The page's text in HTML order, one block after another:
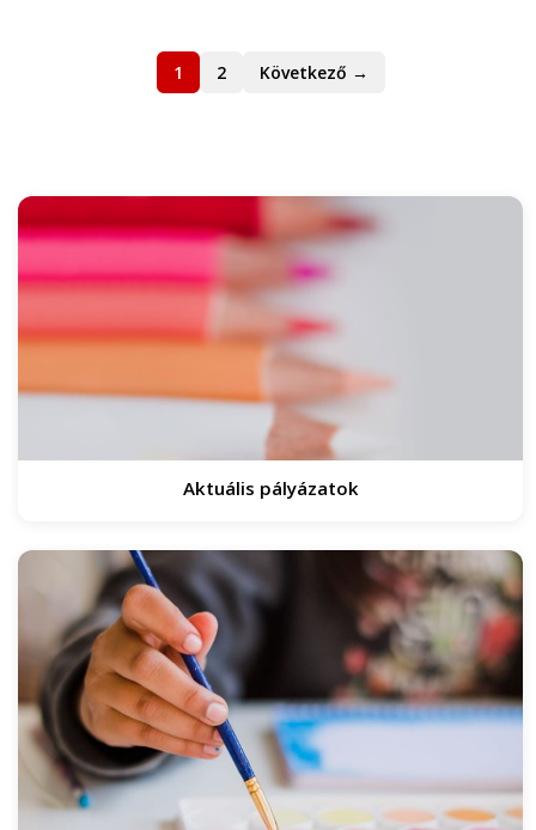
1 2 Következő →
Aktuális pályázatok